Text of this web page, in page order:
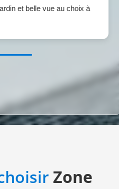
et belle vue au choix à
Zone